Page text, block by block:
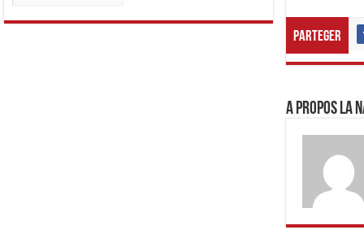
Parteger
A propos LA